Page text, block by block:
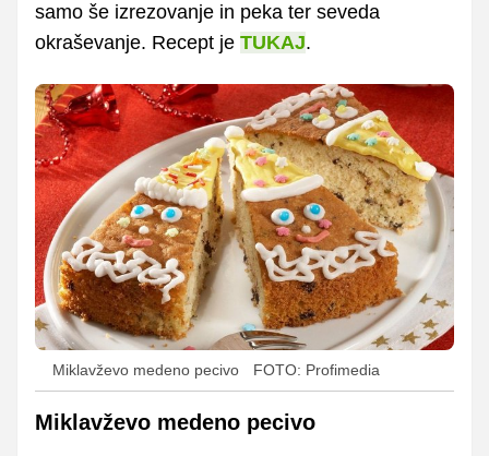
samo še izrezovanje in peka ter seveda
okraševanje. Recept je TUKAJ.
Miklavževo medeno pecivo FOTO: Profimedia
Miklavževo medeno pecivo